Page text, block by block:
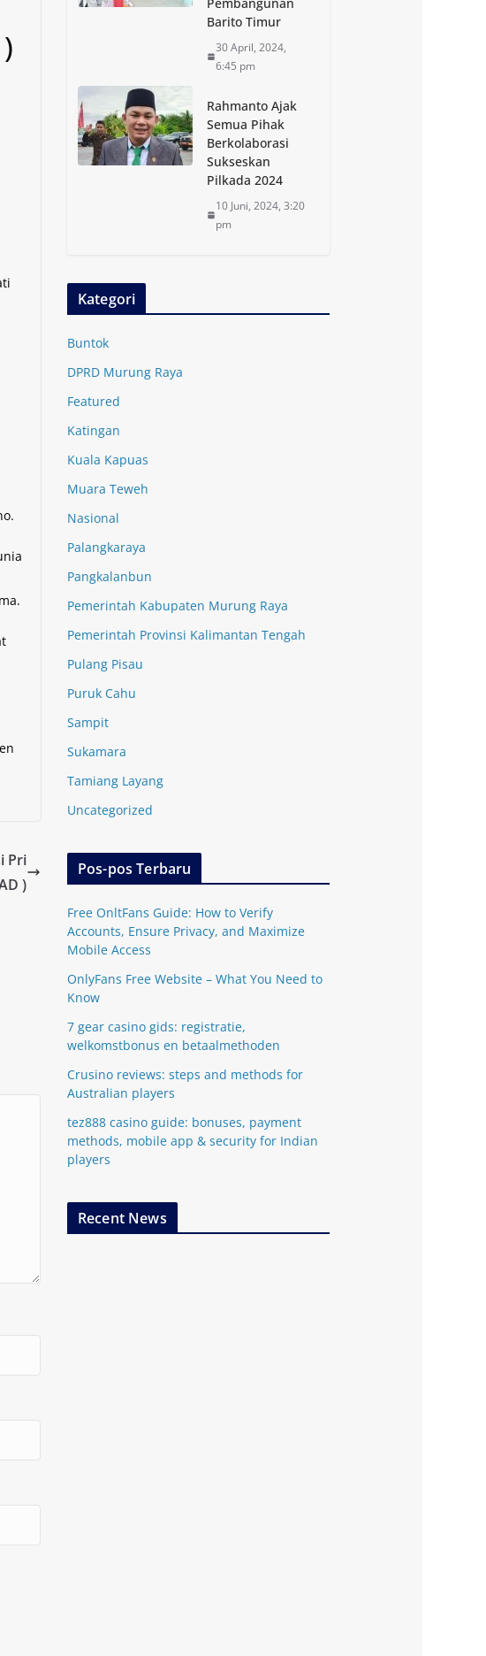
Pri
)
Barito Timur
30 April, 2024,
6:45 pm
Rahmanto Ajak
Semua Pihak
Berkolaborasi
Sukseskan
Pilkada 2024
10 Juni, 2024, 3:20
pm
Kategori
Buntok
DPRD Murung Raya
Featured
Katingan
Kuala Kapuas
Muara Teweh
Nasional
Palangkaraya
Pangkalanbun
Pemerintah Kabupaten Murung Raya
Pemerintah Provinsi Kalimantan Tengah
Pulang Pisau
Puruk Cahu
Sampit
Sukamara
Tamiang Layang
Uncategorized
Pos-pos Terbaru
Free OnltFans Guide: How to Verify
Accounts, Ensure Privacy, and Maximize
Mobile Access
OnlyFans Free Website – What You Need to
Know
7 gear casino gids: registratie,
welkomstbonus en betaalmethoden
Crusino reviews: steps and methods for
Australian players
tez888 casino guide: bonuses, payment
methods, mobile app & security for Indian
players
Recent News